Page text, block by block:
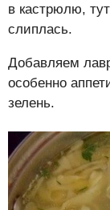
в кастрюлю,
слиплась.
Добавляем
особенно
зелень.